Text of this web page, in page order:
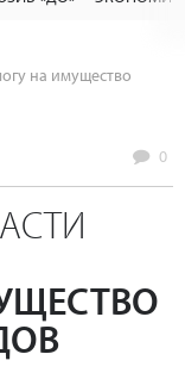
на имущество
0